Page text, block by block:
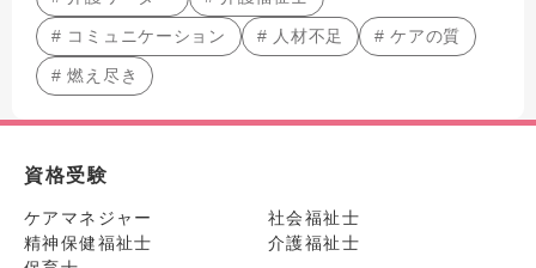
# コミュニケーション # 人材不足 # ケアの質
# 燃え尽き
資格受験
ケアマネジャー
社会福祉士
精神保健福祉士
介護福祉士